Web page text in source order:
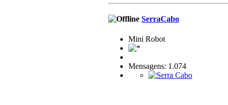
SerraCabo
Mini Robot
Mensagens: 1.074